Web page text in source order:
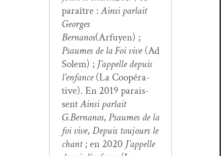
paraître :Ain­si par­lait
Georges
Bernanos(Arfuyen) ;
Psaumes de la Foi vive(Ad
Solem) ; J’appelle depuis
l’enfance(La Coopéra­
tive). En 2019 parais­
sentAin­si par­lait
G.Bernanos, Psaumes de la
foi vive, Depuis tou­jours le
chant; en 2020 J’ap­pelle